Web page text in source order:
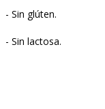
- Sin glúten.
- Sin lactosa.